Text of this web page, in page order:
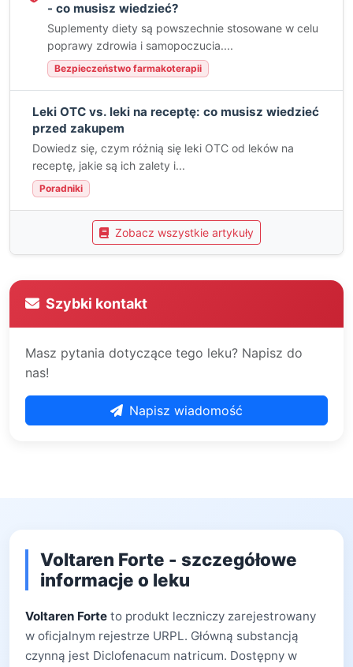
- co musisz wiedzieć?
Suplementy diety są powszechnie stosowane w celu
poprawy zdrowia i samopoczucia....
Bezpieczeństwo farmakoterapii
Leki OTC vs. leki na receptę: co musisz wiedzieć
przed zakupem
Dowiedz się, czym różnią się leki OTC od leków na
receptę, jakie są ich zalety i...
Poradniki
Zobacz wszystkie artykuły
Szybki kontakt
Masz pytania dotyczące tego leku? Napisz do
nas!
Napisz wiadomość
Voltaren Forte - szczegółowe
informacje o leku
Voltaren Forte to produkt leczniczy zarejestrowany
w oficjalnym rejestrze URPL. Główną substancją
czynną jest Diclofenacum natricum. Dostępny w